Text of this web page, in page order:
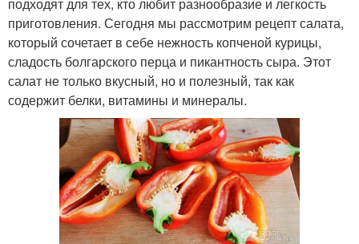
подходят для тех, кто любит разнообразие и легкость
приготовления. Сегодня мы рассмотрим рецепт салата,
который сочетает в себе нежность копченой курицы,
сладость болгарского перца и пикантность сыра. Этот
салат не только вкусный, но и полезный, так как
содержит белки, витамины и минералы.